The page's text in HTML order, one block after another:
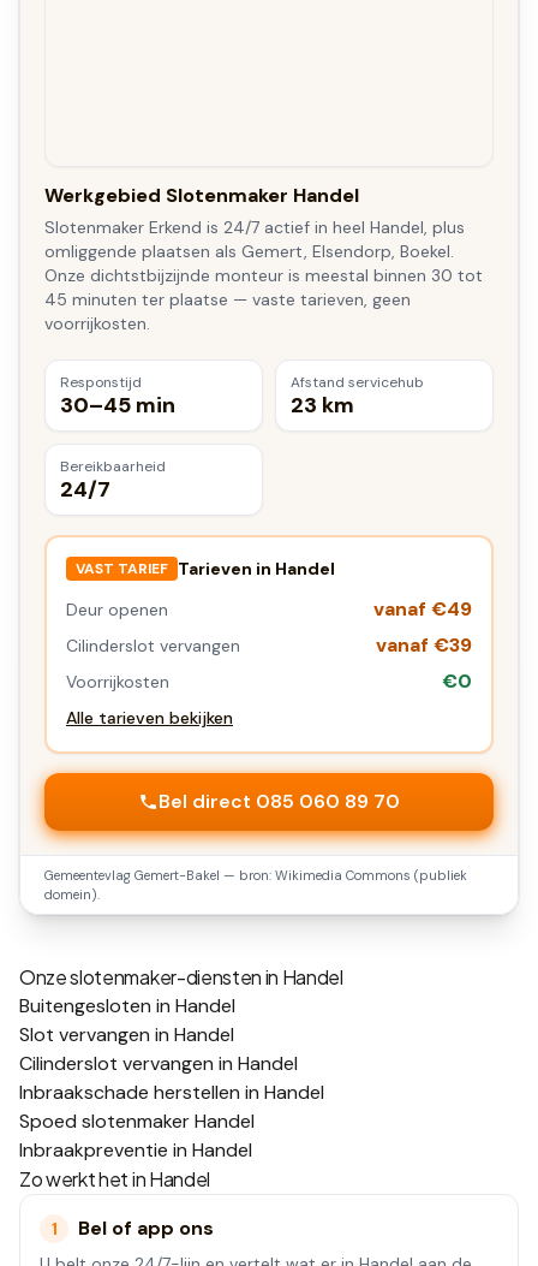
Werkgebied Slotenmaker Handel
Slotenmaker Erkend is 24/7 actief in heel Handel, plus
omliggende plaatsen als Gemert, Elsendorp, Boekel.
Onze dichtstbijzijnde monteur is meestal binnen 30 tot
45 minuten ter plaatse — vaste tarieven, geen
voorrijkosten.
Responstijd
30–45 min
Afstand servicehub
23 km
Bereikbaarheid
24/7
VAST TARIEF Tarieven in Handel
Deur openen
vanaf €49
Cilinderslot vervangen vanaf €39
Voorrijkosten €0
Alle tarieven bekijken
Bel direct 085 060 89 70
Gemeentevlag Gemert-Bakel — bron: Wikimedia Commons (publiek
domein).
Onze slotenmaker-diensten in Handel
Buitengesloten in Handel
Slot vervangen in Handel
Cilinderslot vervangen in Handel
Inbraakschade herstellen in Handel
Spoed slotenmaker Handel
Inbraakpreventie in Handel
Zo werkt het inHandel
1 Bel of app ons